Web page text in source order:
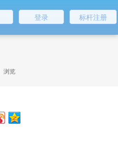
标杆注册
登录
浏览